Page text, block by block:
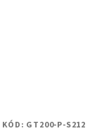
KÓD: GT200-P-S212